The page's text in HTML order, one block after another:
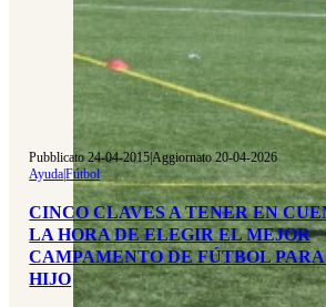
Pubblicato 24-04-2015|Aggiornato 20-04-2026
Ayuda|Fútbol
CINCO CLAVES A TENER EN
LA HORA DE ELEGIR EL MEJOR
CAMPAMENTO DE FÚTBOL
HIJO